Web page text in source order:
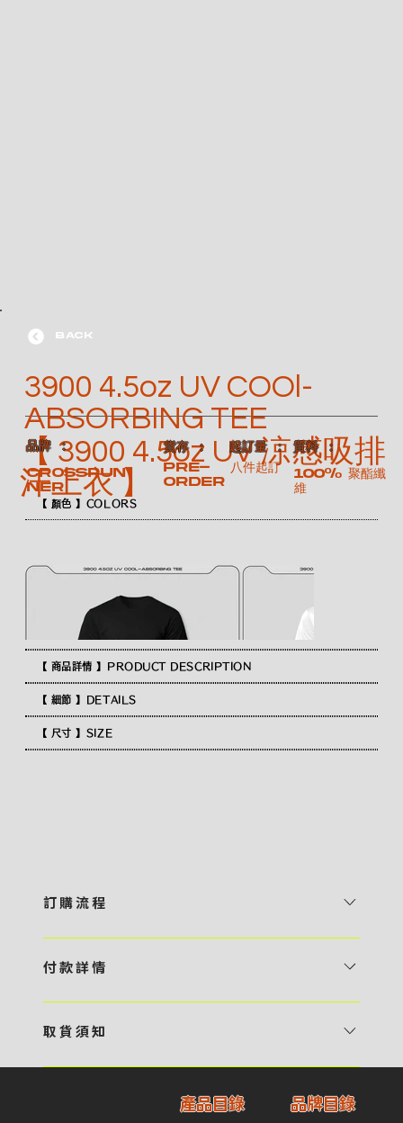
【 顏色 】COLORS
【 商品詳情 】PRODUCT DESCRIPTION
【 細節 】DETAILS
【 尺寸 】SIZE
BACK
3900 4.5oz UV COOl-
ABSORBING TEE
【 3900 4.5oz UV 涼感吸排
汗上衣 】
​品牌 ：
CROSSRUN
NER
​貨存 ：
Pre-
order
​起訂量 ：
八件起訂
​質料 ：
100% 聚酯纖
維
訂 購 流 程
預 約 〉，參看官網上的商品目錄和作品照片去選擇心儀的款式，同時可
報價 貴客可透過電郵方式或 WhatsApp 平台提交定製資料，4AM 團
相關價目，貴客最終確認後將獲取正式完整單據，請安排繳付貨款訂金以
啟動貨品製作 4 / 商品印製 訂金核實後，4AM 團隊將隨即開始製作 5
付 款 詳 情
・ Payme ・ 現金機入數 ・ 銀行櫃檯入數 ・ ATM自動櫃員機轉帳 ・
交易單據。如貴客欲更改電郵地址，請與 4AM 團隊聯絡 - 貴客的付款
記錄可透過電郵 或 WhatsApp平台（ 請註明訂單編號 ）交予4AM 團
取 貨 須 知
請與4AM團隊職員聯絡預約取貨時間｜​ ・ GoGoVan ｜即日完成配送
服務｜運費由貴客現金支付司機｜ ・ 順豐速運 ｜貨件運送需要多於2－
產品目錄 品牌目錄